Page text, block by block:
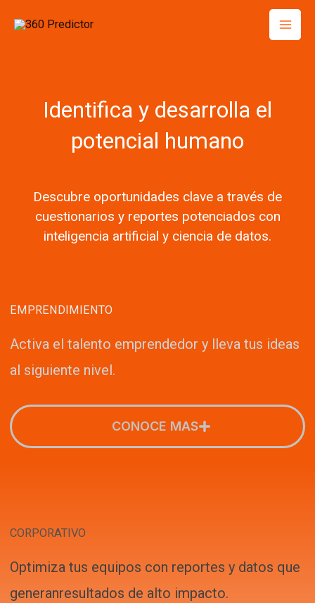
Identifica y desarrolla el
potencial humano
Descubre oportunidades clave a través de
cuestionarios y reportes potenciados con
inteligencia artificial y ciencia de datos.
EMPRENDIMIENTO
Activa el talento emprendedor y lleva tus ideas
al siguiente nivel.
CONOCE MAS
CORPORATIVO
Optimiza tus equipos con reportes y datos que
generanresultados de alto impacto.